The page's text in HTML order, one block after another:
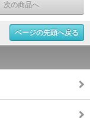
次の商品へ
ページの先頭へ戻る